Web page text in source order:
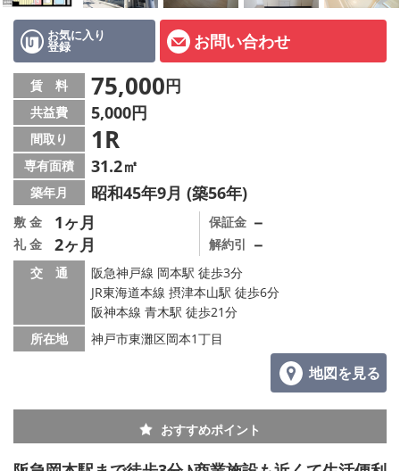
お気に入り
登録 お問い合わせ
賃 料 75,000円
共益費 5,000円
間取り 1R
専有面積 31.2㎡
築年月 昭和45年9月 (築56年)
敷 金 1ヶ月
礼 金 2ヶ月
保証金 －
解約引 －
交 通
阪急神戸線 岡本駅 徒歩3分
JR東海道本線 摂津本山駅 徒歩6分
阪神本線 青木駅 徒歩21分
所在地
神戸市東灘区岡本1丁目
地図を見る
おすすめポイント